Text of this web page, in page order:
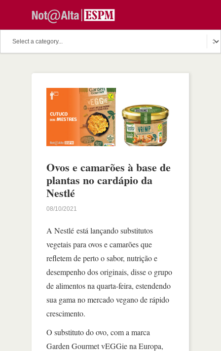
Ovos e camarões à base de
plantas no cardápio da
Nestlé
08/10/2021
A Nestlé está lançando substitutos
vegetais para ovos e camarões que
refletem de perto o sabor, nutrição e
desempenho dos originais, disse o grupo
de alimentos na quarta-feira, estendendo
sua gama no mercado vegano de rápido
crescimento.
O substituto do ovo, com a marca
Garden Gourmet vEGGie na Europa,